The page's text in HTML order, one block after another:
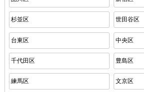
杉並区 世田谷区
台東区 中央区
千代田区 豊島区
練馬区 文京区